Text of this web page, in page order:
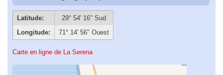
Latitude:
29° 54′ 16″ Sud
Longitude:
71° 14′ 56″ Ouest
Carte en ligne de La Serena